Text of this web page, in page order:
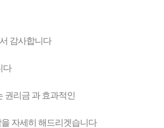
감사합니다
다
리금 과 효과적인
자세히 해드리겟습니다